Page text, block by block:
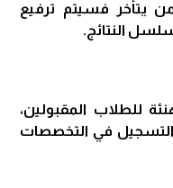
10- 14/ 8/ 2025م، ومن يتأخر فسيتم ترفيع
النتائج.
للطلاب المقبولين،
والتسجيل في التخصصات